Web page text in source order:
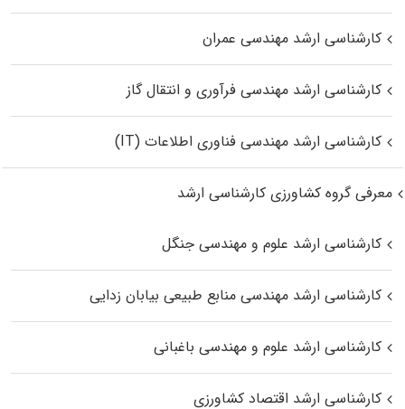
کارشناسی ارشد مهندسی عمران
کارشناسی ارشد مهندسی فرآوری و انتقال گاز
کارشناسی ارشد مهندسی فناوری اطلاعات (IT)
معرفی گروه کشاورزی کارشناسی ارشد
کارشناسی ارشد علوم و مهندسی جنگل
کارشناسی ارشد مهندسی منابع طبیعی بیابان زدایی
کارشناسی ارشد علوم و مهندسی باغبانی
کارشناسی ارشد اقتصاد کشاورزی